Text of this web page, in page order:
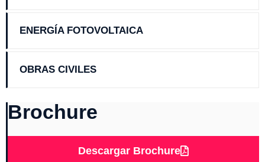
ENERGÍA FOTOVOLTAICA
OBRAS CIVILES
Brochure
Descargar Brochure